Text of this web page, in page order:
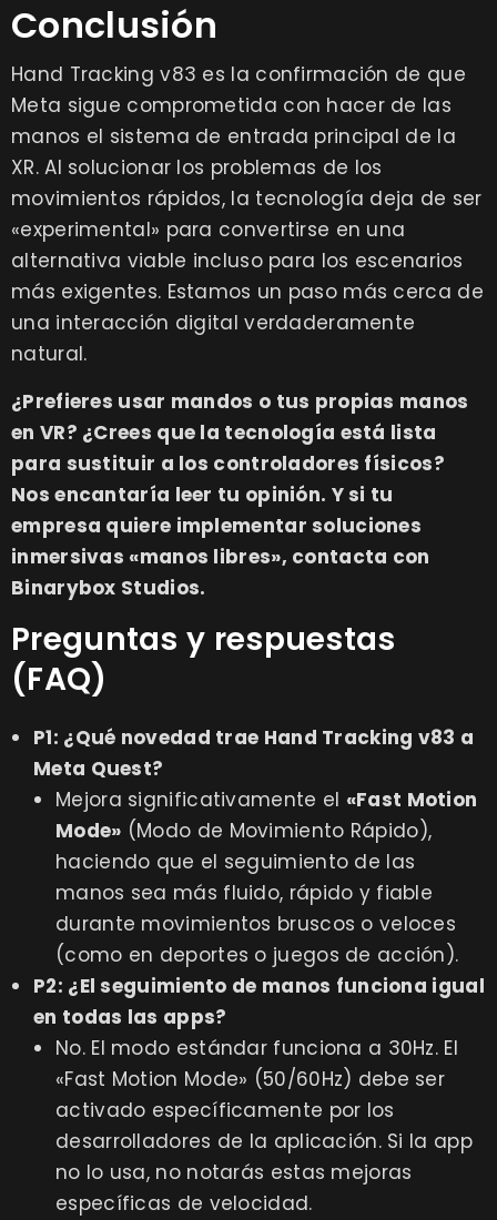
Conclusión
Hand Tracking v83 es la confirmación de que
Meta sigue comprometida con hacer de las
manos el sistema de entrada principal de la
XR. Al solucionar los problemas de los
movimientos rápidos, la tecnología deja de ser
«experimental» para convertirse en una
alternativa viable incluso para los escenarios
más exigentes. Estamos un paso más cerca de
una interacción digital verdaderamente
natural.
¿Prefieres usar mandos o tus propias manos
en VR? ¿Crees que la tecnología está lista
para sustituir a los controladores físicos?
Nos encantaría leer tu opinión. Y si tu
empresa quiere implementar soluciones
inmersivas «manos libres», contacta con
Binarybox Studios.
Preguntas y respuestas
(FAQ)
P1: ¿Qué novedad trae Hand Tracking v83 a
Meta Quest?
Mejora significativamente el «Fast Motion
Mode» (Modo de Movimiento Rápido),
haciendo que el seguimiento de las
manos sea más fluido, rápido y fiable
durante movimientos bruscos o veloces
(como en deportes o juegos de acción).
P2: ¿El seguimiento de manos funciona igual
en todas las apps?
No. El modo estándar funciona a 30Hz. El
«Fast Motion Mode» (50/60Hz) debe ser
activado específicamente por los
desarrolladores de la aplicación. Si la app
no lo usa, no notarás estas mejoras
específicas de velocidad.